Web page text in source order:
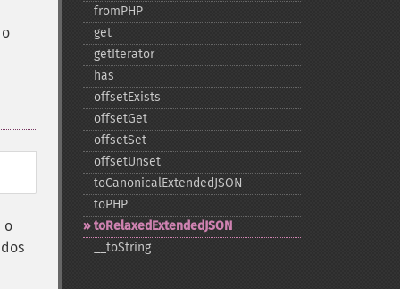
o
fromPHP
get
getIterator
has
offsetExists
offsetGet
offsetSet
offsetUnset
toCanonicalExtendedJSON
toPHP
toRelaxedExtendedJSON
_​_​toString